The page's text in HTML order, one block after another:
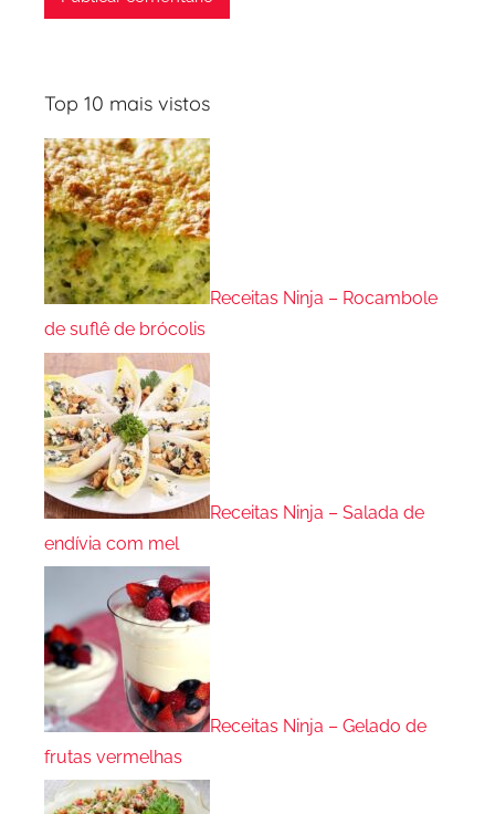
Top 10 mais vistos
Receitas Ninja – Rocambole
de suflê de brócolis
Receitas Ninja – Salada de
endívia com mel
Receitas Ninja – Gelado de
frutas vermelhas